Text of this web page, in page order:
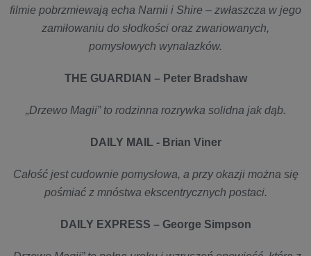
filmie pobrzmiewają echa Narnii i Shire – zwłaszcza w jego
zamiłowaniu do słodkości oraz zwariowanych,
pomysłowych wynalazków.
THE GUARDIAN – Peter Bradshaw
„Drzewo Magii” to rodzinna rozrywka solidna jak dąb.
DAILY MAIL - Brian Viner
Całość jest cudownie pomysłowa, a przy okazji można się
pośmiać z mnóstwa ekscentrycznych postaci.
DAILY EXPRESS – George Simpson